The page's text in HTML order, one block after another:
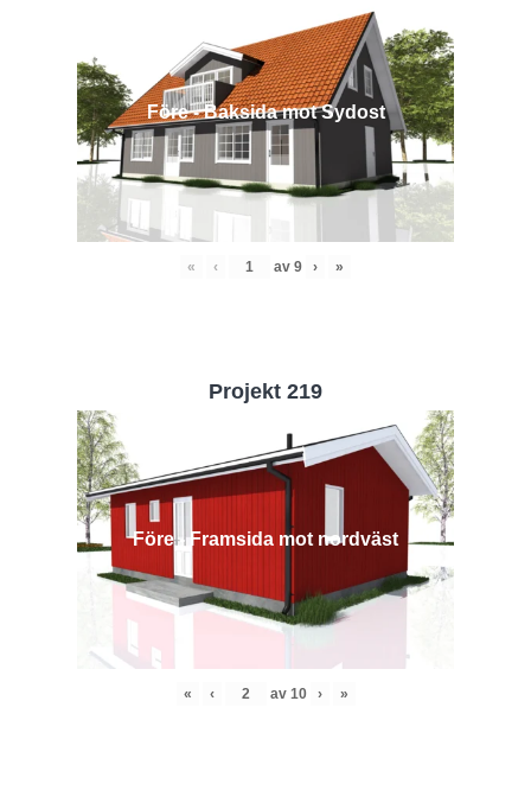
Före - Baksida mot Sydost
« ‹ av 9 › »
Projekt 219
Före - Framsida mot nordväst
« ‹ av 10 › »